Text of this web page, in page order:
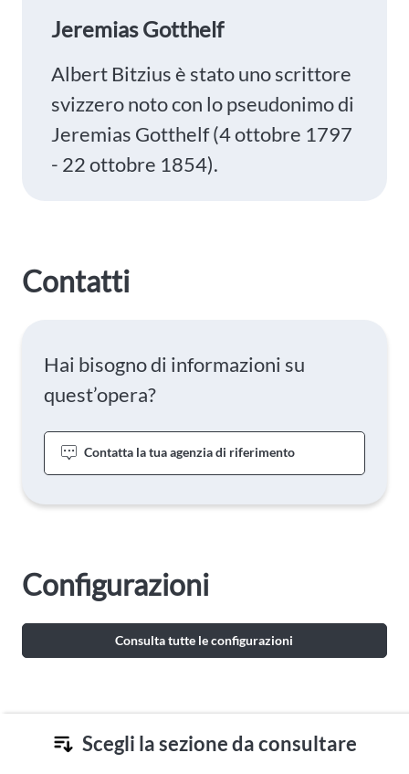
Scegli la sezione da consultare
Jeremias Gotthelf
Albert Bitzius è stato uno scrittore
svizzero noto con lo pseudonimo di
Jeremias Gotthelf (4 ottobre 1797
- 22 ottobre 1854).
Contatti
Hai bisogno di informazioni su
quest’opera?
Contatta la tua agenzia di riferimento
Configurazioni
Consulta tutte le configurazioni